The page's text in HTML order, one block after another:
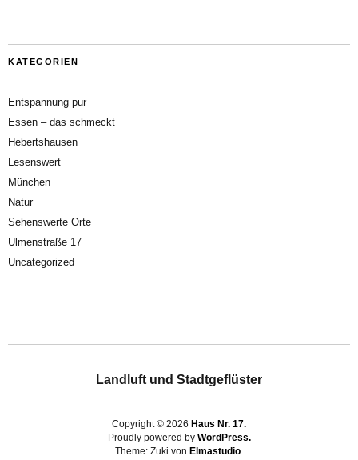
KATEGORIEN
Entspannung pur
Essen – das schmeckt
Hebertshausen
Lesenswert
München
Natur
Sehenswerte Orte
Ulmenstraße 17
Uncategorized
Landluft und Stadtgeflüster
Copyright © 2026 Haus Nr. 17.
Proudly powered by WordPress.
Theme: Zuki von Elmastudio.